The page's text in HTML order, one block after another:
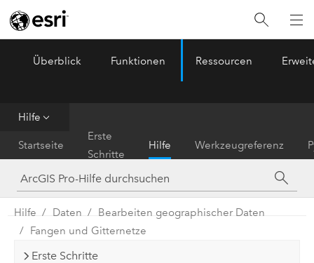
ArcGIS Pro
Überblick Funktionen Ressourcen
Hilfe
Startseite
Erste
Schritte
Hilfe Werkzeugreferenz
Hilfe Daten
Bearbeiten geographischer Daten
Fangen und Gitternetze
Erste Schritte